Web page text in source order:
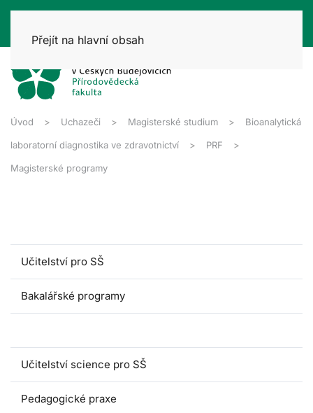
Přejít na hlavní obsah
Úvod Uchazeči Magisterské studium Bioanalytická
laboratorní diagnostika ve zdravotnictví PRF
Magisterské programy
Učitelství pro SŠ
Bakalářské programy
Učitelství science pro SŠ
Pedagogické praxe